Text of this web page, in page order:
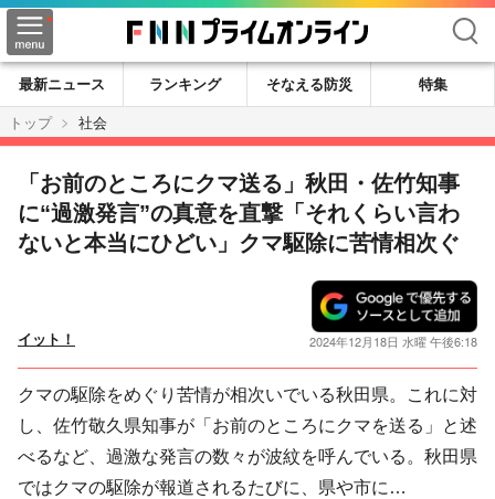
検索
最新ニュース ランキング そなえる防災
特集
トップ
社会
「お前のところにクマ送る」秋田・佐竹知事
に“過激発言”の真意を直撃「それくらい言わ
ないと本当にひどい」クマ駆除に苦情相次ぐ
イット！ 2024年12月18日 水曜 午後6:18
クマの駆除をめぐり苦情が相次いでいる秋田県。これに対
し、佐竹敬久県知事が「お前のところにクマを送る」と述
べるなど、過激な発言の数々が波紋を呼んでいる。秋田県
ではクマの駆除が報道されるたびに、県や市に…